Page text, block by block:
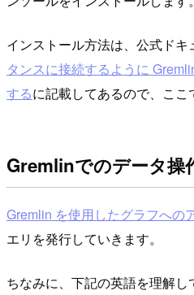
インストール方法は、公式ドキ
タンスに接続するように
するに記載してあるので、ここ
Gremlinでのデータ操
Gremlin を使用したグラフへの
エリを発行していきます。
ちなみに、下記の英語を理解